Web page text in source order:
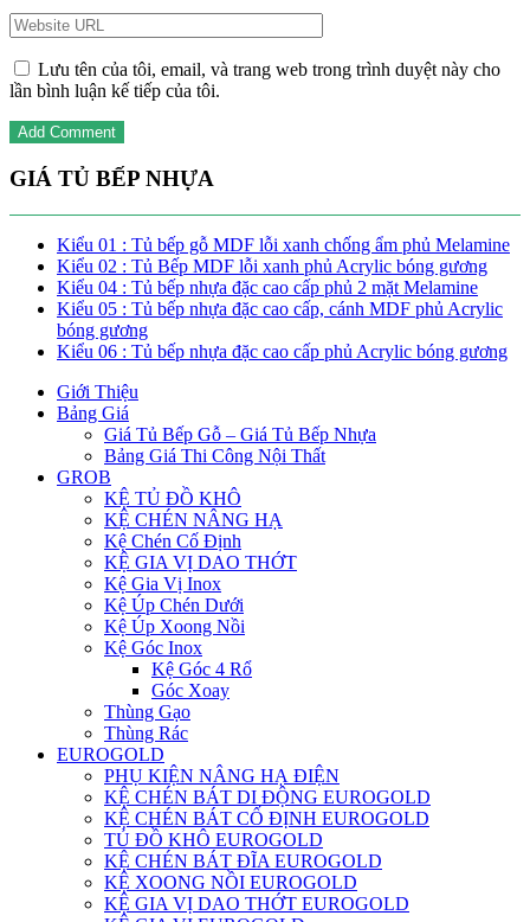
Lưu tên của tôi, email, và trang web trong trình duyệt này cho
lần bình luận kế tiếp của tôi.
GIÁ TỦ BẾP NHỰA
Kiểu 01 : Tủ bếp gỗ MDF lỗi xanh chống ẩm phủ Melamine
Kiểu 02 : Tủ Bếp MDF lỗi xanh phủ Acrylic bóng gương
Kiểu 04 : Tủ bếp nhựa đặc cao cấp phủ 2 mặt Melamine
Kiểu 05 : Tủ bếp nhựa đặc cao cấp, cánh MDF phủ Acrylic
bóng gương
Kiểu 06 : Tủ bếp nhựa đặc cao cấp phủ Acrylic bóng gương
Giới Thiệu
Bảng Giá
Giá Tủ Bếp Gỗ – Giá Tủ Bếp Nhựa
Bảng Giá Thi Công Nội Thất
GROB
KỆ TỦ ĐỒ KHÔ
KỆ CHÉN NÂNG HẠ
Kệ Chén Cố Định
KỆ GIA VỊ DAO THỚT
Kệ Gia Vị Inox
Kệ Úp Chén Dưới
Kệ Úp Xoong Nồi
Kệ Góc Inox
Kệ Góc 4 Rổ
Góc Xoay
Thùng Gạo
Thùng Rác
EUROGOLD
PHỤ KIỆN NÂNG HẠ ĐIỆN
KỆ CHÉN BÁT DI ĐỘNG EUROGOLD
KỆ CHÉN BÁT CỐ ĐỊNH EUROGOLD
TỦ ĐỒ KHÔ EUROGOLD
KỆ CHÉN BÁT ĐĨA EUROGOLD
KỆ XOONG NỒI EUROGOLD
KỆ GIA VỊ DAO THỚT EUROGOLD